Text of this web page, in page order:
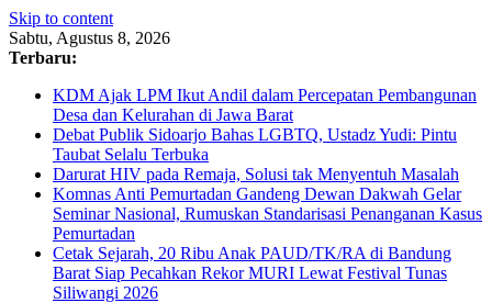
Skip to content
Sabtu, Agustus 8, 2026
Terbaru:
KDM Ajak LPM Ikut Andil dalam Percepatan Pembangunan
Desa dan Kelurahan di Jawa Barat
Debat Publik Sidoarjo Bahas LGBTQ, Ustadz Yudi: Pintu
Taubat Selalu Terbuka
Darurat HIV pada Remaja, Solusi tak Menyentuh Masalah
Komnas Anti Pemurtadan Gandeng Dewan Dakwah Gelar
Seminar Nasional, Rumuskan Standarisasi Penanganan Kasus
Pemurtadan
Cetak Sejarah, 20 Ribu Anak PAUD/TK/RA di Bandung
Barat Siap Pecahkan Rekor MURI Lewat Festival Tunas
Siliwangi 2026